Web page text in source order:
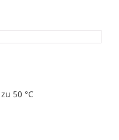
50 °C